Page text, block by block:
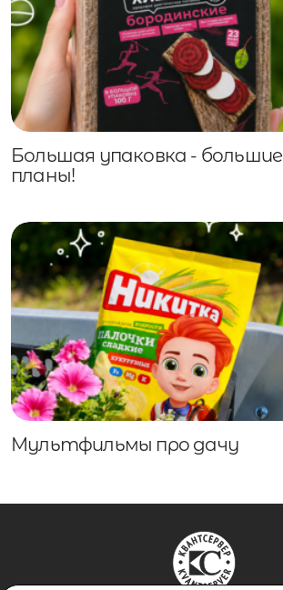
Большая упаковка - большие
планы!
Мультфильмы про дачу